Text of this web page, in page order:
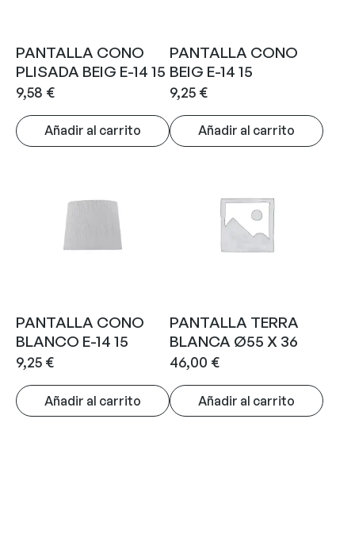
PANTALLA CONO
PLISADA BEIG E-14 15
9,58 €
Añadir al carrito
PANTALLA CONO
BEIG E-14 15
9,25 €
Añadir al carrito
PANTALLA CONO
BLANCO E-14 15
9,25 €
Añadir al carrito
PANTALLA TERRA
BLANCA Ø55 X 36
46,00 €
Añadir al carrito